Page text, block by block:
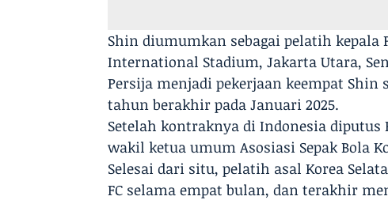
Shin diumumkan sebagai pelatih kepala
International Stadium, Jakarta Utara,
Persija menjadi pekerjaan keempat
tahun berakhir pada Januari 2025.
Setelah kontraknya di Indonesia
wakil ketua umum Asosiasi Sepak Bola
Selesai dari situ, pelatih asal Korea
FC selama empat bulan, dan terakhir